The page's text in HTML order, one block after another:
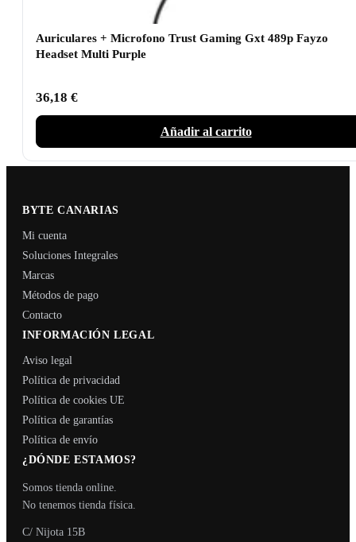
Auriculares + Microfono Trust Gaming Gxt 489p Fayzo
Headset Multi Purple
36,18 €
Añadir al carrito
BYTE CANARIAS
Mi cuenta
Soluciones Integrales
Marcas
Métodos de pago
Contacto
INFORMACIÓN LEGAL
Aviso legal
Política de privacidad
Política de cookies UE
Política de garantías
Política de envío
¿DÓNDE ESTAMOS?
Somos tienda online.
No tenemos tienda física.
C/ Nijota 15B